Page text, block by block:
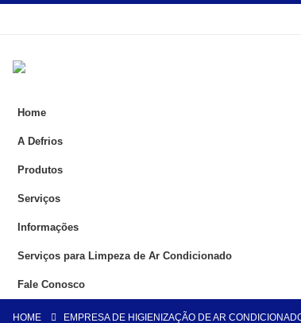
Home
A Defrios
Produtos
Serviços
Informações
Serviços para Limpeza de Ar Condicionado
Fale Conosco
HOME EMPRESA DE HIGIENIZAÇÃO DE AR